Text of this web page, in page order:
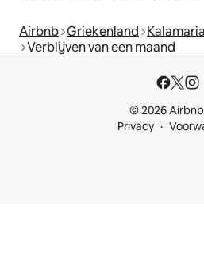
Airbnb Griekenland Kalamaria
Verblijven van een maand
© 2026
Privacy